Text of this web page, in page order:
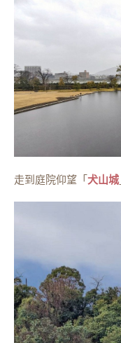
走到庭院仰望「犬山城